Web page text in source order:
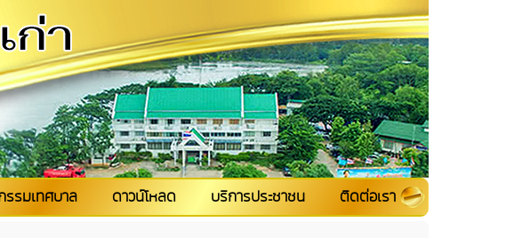
รรมเทศบาล ดาวน์โหลด บริการประชาชน ติดต่อเรา